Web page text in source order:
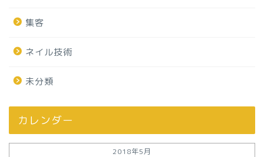
集客
ネイル技術
未分類
カレンダー
2018年5月